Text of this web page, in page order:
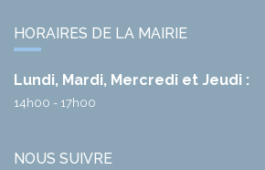
HORAIRES DE LA MAIRIE
Lundi, Mardi, Mercredi et Jeudi :
14h00 - 17h00
NOUS SUIVRE